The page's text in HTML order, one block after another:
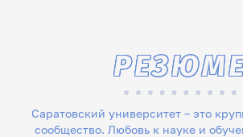
Саратовский университет – это
сообщество. Любовь к науке и